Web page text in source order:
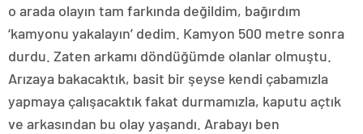
o arada olayın tam farkında değildim, bağırdım
‘kamyonu yakalayın’ dedim. Kamyon 500 metre sonra
durdu. Zaten arkamı döndüğümde olanlar olmuştu.
Arızaya bakacaktık, basit bir şeyse kendi çabamızla
yapmaya çalışacaktık fakat durmamızla, kaputu açtık
ve arkasından bu olay yaşandı. Arabayı ben